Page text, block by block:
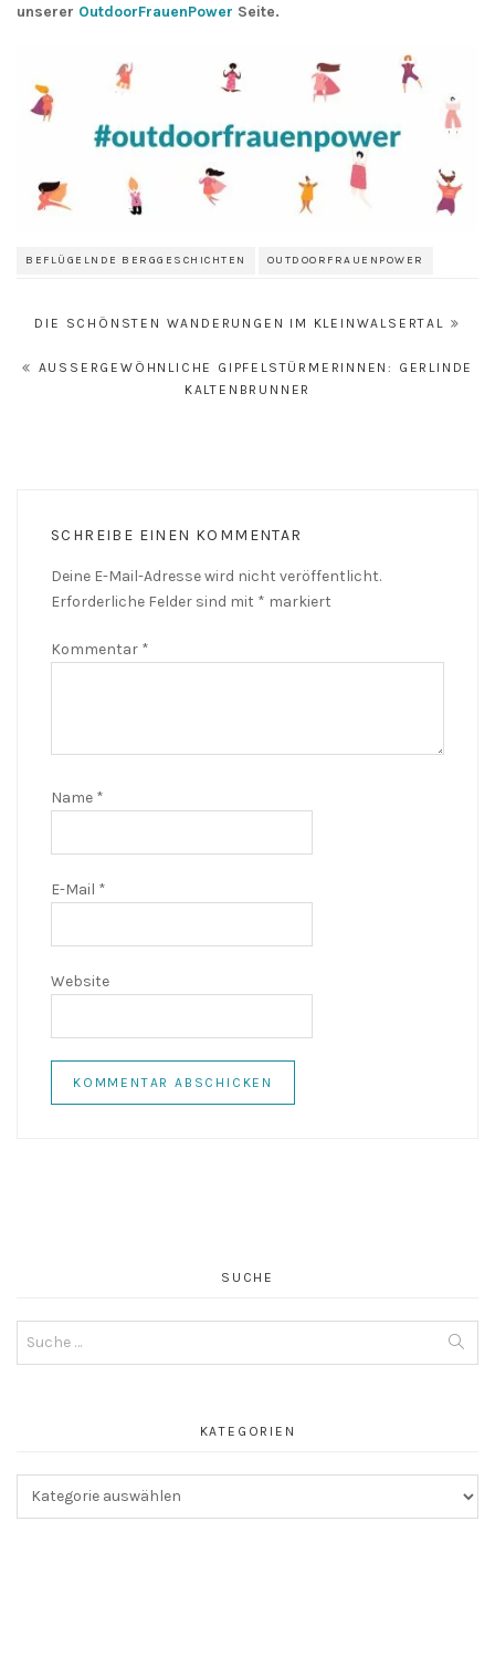
unserer OutdoorFrauenPower Seite.
BEFLÜGELNDE BERGGESCHICHTEN OUTDOORFRAUENPOWER
Beitrags-
DIE SCHÖNSTEN WANDERUNGEN IM KLEINWALSERTAL
AUSSERGEWÖHNLICHE GIPFELSTÜRMERINNEN: GERLINDE K
ALTENBRUNNER
SCHREIBE EINEN KOMMENTAR
Deine E-Mail-Adresse wird nicht veröffentlicht.
Erforderliche Felder sind mit * markiert
Kommentar *
Name *
E-Mail *
Website
SUCHE
Suche
KATEGORIEN
Kategorien